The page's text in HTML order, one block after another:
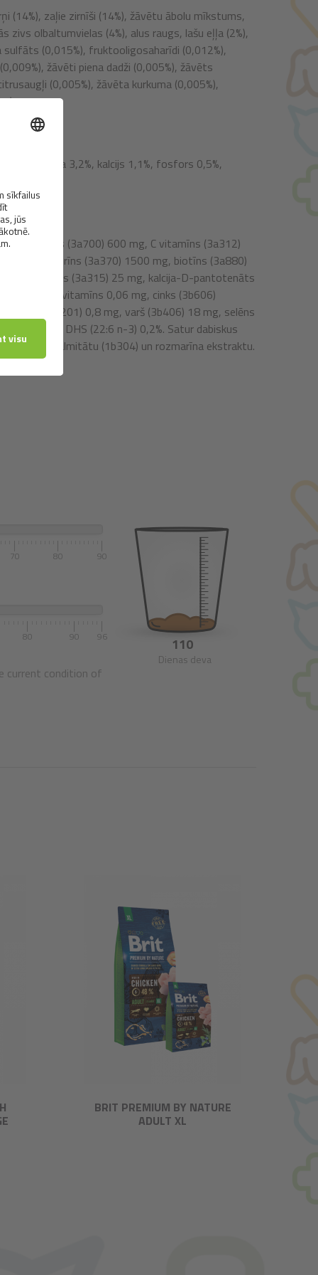
(14%), zaļie zirnīši (14%), žāvētu ābolu mīkstums,
olbaltumvielas (4%), alus raugs, lašu eļļa (2%),
sulfāts (0,015%), fruktooligosaharīdi (0,012%),
žāvēti piena dadži (0,005%), žāvēts
(0,005%), žāvēta kurkuma (0,005%),
kopšķiedra 3,2%, kalcijs 1,1%, fosfors 0,5%,
E vitamīns (3a700) 600 mg, C vitamīns (3a312)
mg, taurīns (3a370) 1500 mg, biotīns (3a880)
niacinamīds (3a315) 25 mg, kalcija-D-pantotenāts
vitamīns 0,06 mg, cinks (3b606)
jodīds (3b201) 0,8 mg, varš (3b406) 18 mg, selēns
n-3) 0,25%, DHS (22:6 n-3) 0,2%. Satur dabiskus
askorbilpalmitātu (1b304) un rozmarīna ekstraktu.
70 80 90
80 90 96
current condition of
110
Dienas deva
BRIT PREMIUM BY NATURE
ADULT XL